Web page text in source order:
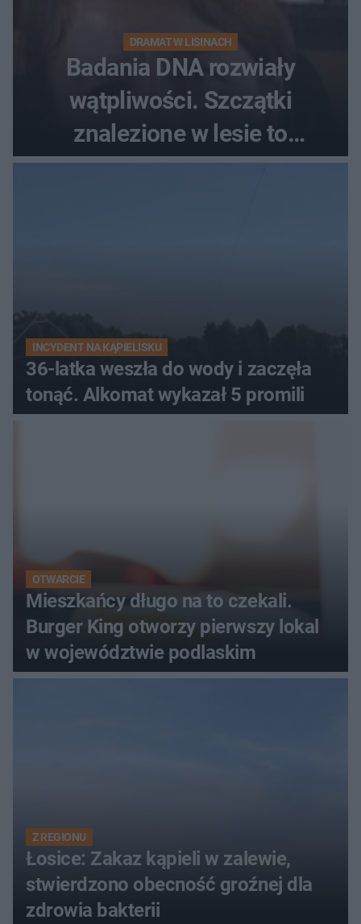
DRAMAT W LISINACH
Badania DNA rozwiały
wątpliwości. Szczątki
znalezione w lesie to
zaginiona Jowita Zielińska
INCYDENT NA KĄPIELISKU
36-latka weszła do wody i zaczęła
tonąć. Alkomat wykazał 5 promili
OTWARCIE
Mieszkańcy długo na to czekali.
Burger King otworzy pierwszy lokal
w województwie podlaskim
Z REGIONU
Łosice: Zakaz kąpieli w zalewie,
stwierdzono obecność groźnej dla
zdrowia bakterii